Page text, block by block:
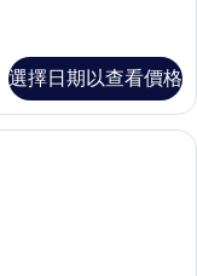
選擇日期以查看價格
客房內保險箱、書桌、筆